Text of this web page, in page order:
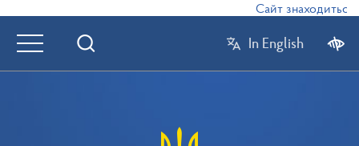
Сайт знаходиться
In English